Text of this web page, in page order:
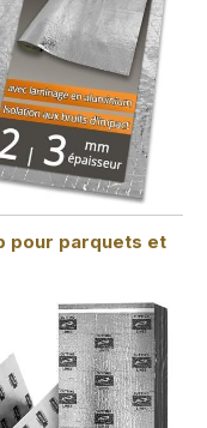
pour parquets et